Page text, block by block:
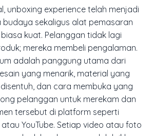
unboxing experience telah menjadi
budaya sekaligus alat pemasaran
kuat. Pelanggan tidak lagi
mereka membeli pengalaman.
adalah panggung utama dari
yang menarik, material yang
dan cara membuka yang
pelanggan untuk merekam dan
tersebut di platform seperti
atau YouTube. Setiap video atau foto